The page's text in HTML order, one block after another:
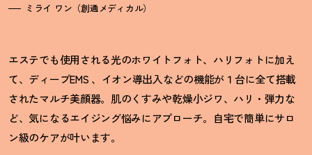
ミライ ワン（創通メディカル）
エステでも使用される光のホワイトフォト、ハリフォトに加え
て、ディープEMS 、イオン導出入などの機能が１台に全て搭載
されたマルチ美顔器。肌のくすみや乾燥小ジワ、ハリ・弾力な
ど、気になるエイジング悩みにアプローチ。自宅で簡単にサロ
ン級のケアが叶います。